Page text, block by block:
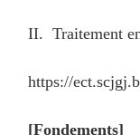
II. Traitement
https://
[Fondements]